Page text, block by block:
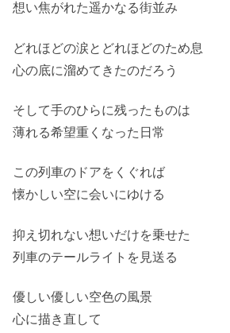
想い焦がれた遥かなる街並み
どれほどの涙とどれほどのため息
心の底に溜めてきたのだろう
そして手のひらに残ったものは
薄れる希望重くなった日常
この列車のドアをくぐれば
懐かしい空に会いにゆける
抑え切れない想いだけを乗せた
列車のテールライトを見送る
優しい優しい空色の風景
心に描き直して